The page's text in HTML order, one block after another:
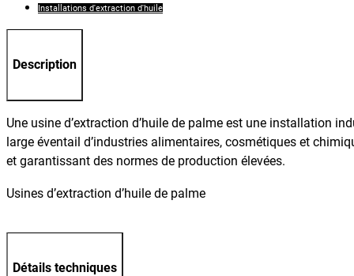
Installations d'extraction d'huile
Description
Une usine d’extraction d’huile de palme est une installation
large éventail d’industries alimentaires, cosmétiques et
et garantissant des normes de production élevées.
Usines d’extraction d’huile de palme
Détails techniques